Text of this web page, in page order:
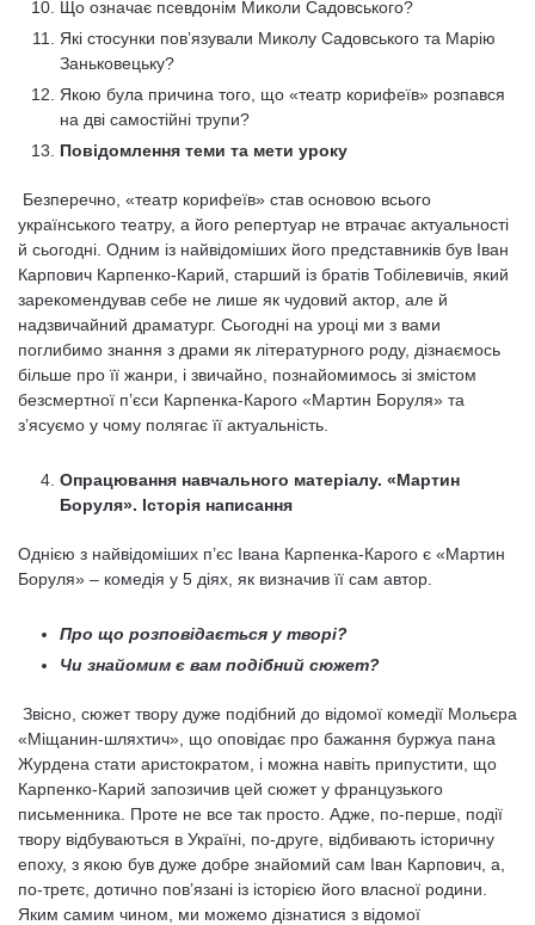
Що означає псевдонім Миколи Садовського?
Які стосунки пов’язували Миколу Садовського та Марію
Заньковецьку?
Якою була причина того, що «театр корифеїв» розпався
на дві самостійні трупи?
Повідомлення теми та мети уроку
Безперечно, «театр корифеїв» став основою всього
українського театру, а його репертуар не втрачає актуальності
й сьогодні. Одним із найвідоміших його представників був Іван
Карпович Карпенко-Карий, старший із братів Тобілевичів, який
зарекомендував себе не лише як чудовий актор, але й
надзвичайний драматург. Сьогодні на уроці ми з вами
поглибимо знання з драми як літературного роду, дізнаємось
більше про її жанри, і звичайно, познайомимось зі змістом
безсмертної п’єси Карпенка-Карого «Мартин Боруля» та
з’ясуємо у чому полягає її актуальність.
Опрацювання навчального матеріалу. «Мартин
Боруля». Історія написання
Однією з найвідоміших п’єс Івана Карпенка-Карого є «Мартин
Боруля» – комедія у 5 діях, як визначив її сам автор.
Про що розповідається у творі?
Чи знайомим є вам подібний сюжет?
Звісно, сюжет твору дуже подібний до відомої комедії Мольєра
«Міщанин-шляхтич», що оповідає про бажання буржуа пана
Журдена стати аристократом, і можна навіть припустити, що
Карпенко-Карий запозичив цей сюжет у французького
письменника. Проте не все так просто. Адже, по-перше, події
твору відбуваються в Україні, по-друге, відбивають історичну
епоху, з якою був дуже добре знайомий сам Іван Карпович, а,
по-третє, дотично пов’язані із історією його власної родини.
Яким самим чином, ми можемо дізнатися з відомої